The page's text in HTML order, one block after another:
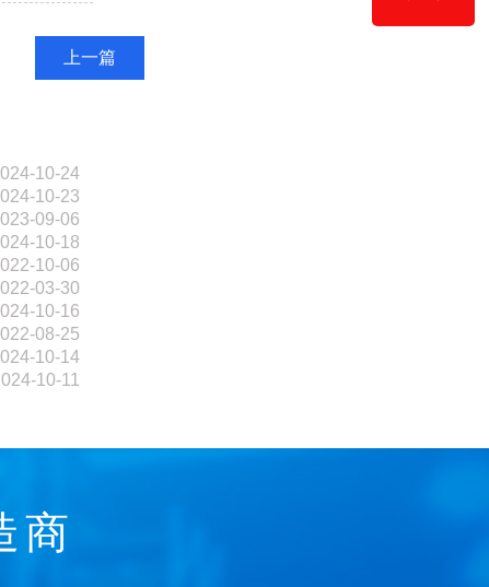
上一篇
10-24
10-23
09-06
10-18
10-06
03-30
10-16
08-25
10-14
10-11
商